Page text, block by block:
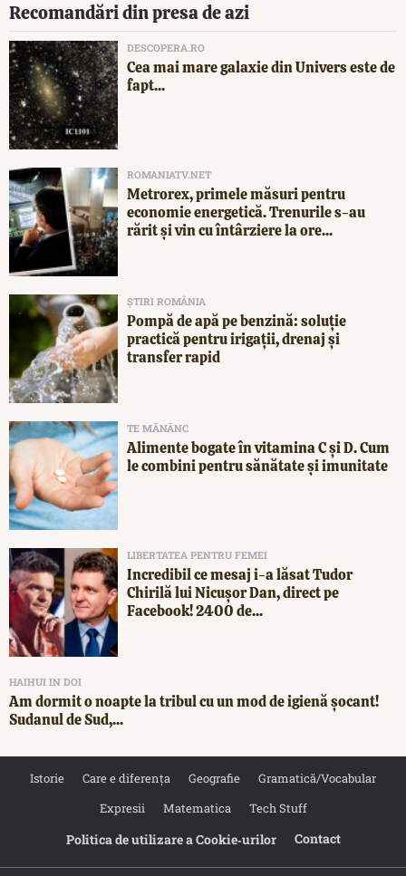
Recomandări din presa de azi
DESCOPERA.RO
Cea mai mare galaxie din Univers este de
fapt...
ROMANIATV.NET
Metrorex, primele măsuri pentru
economie energetică. Trenurile s-au
rărit și vin cu întârziere la ore...
ȘTIRI ROMÂNIA
Pompă de apă pe benzină: soluție
practică pentru irigații, drenaj și
transfer rapid
TE MĂNÂNC
Alimente bogate în vitamina C și D. Cum
le combini pentru sănătate și imunitate
LIBERTATEA PENTRU FEMEI
Incredibil ce mesaj i-a lăsat Tudor
Chirilă lui Nicușor Dan, direct pe
Facebook! 2400 de...
HAIHUI IN DOI
Am dormit o noapte la tribul cu un mod de igienă șocant!
Sudanul de Sud,...
Istorie Care e diferența Geografie
Gramatică/Vocabular
Expresii
Matematica Tech Stuff
Politica de utilizare a Cookie‐urilor Contact